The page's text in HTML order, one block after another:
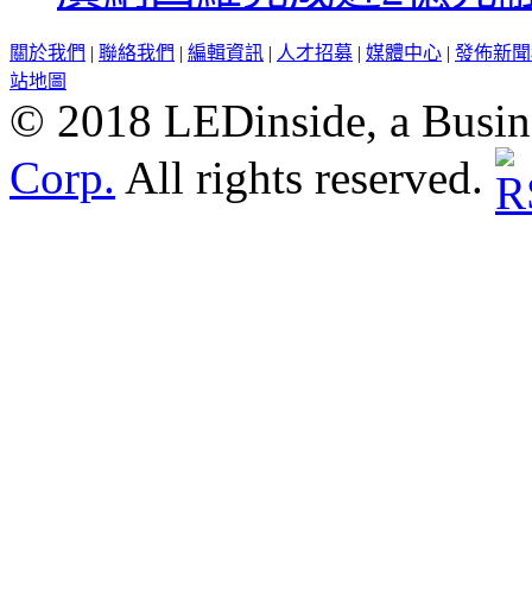
關於我們 | 聯絡我們 | 編輯資訊 | 人才招募 | 媒體中心 | 發佈新
站地圖
© 2018 LEDinside, a
Corp. All rights reserved.